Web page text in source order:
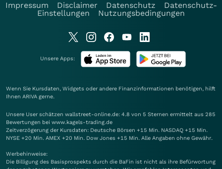
Impressum
Disclaimer Datenschutz
Datenschutz-
Einstellungen
Nutzungsbedingungen
Unsere Apps:
Wenn Sie Kursdaten, Widgets oder andere Finanzinformationen benötigen, hilft
Ihnen ARIVA gerne.
Unsere User schätzen wallstreet-online.de: 4.8 von 5 Sternen ermittelt aus 285
Bewertungen bei www.kagels-trading.de
Zeitverzögerung der Kursdaten: Deutsche Börsen +15 Min. NASDAQ +15 Min.
NYSE +20 Min. AMEX +20 Min. Dow Jones +15 Min. Alle Angaben ohne Gewähr.
Werbehinweise:
Die Billigung des Basisprospekts durch die BaFin ist nicht als ihre Befürwortung